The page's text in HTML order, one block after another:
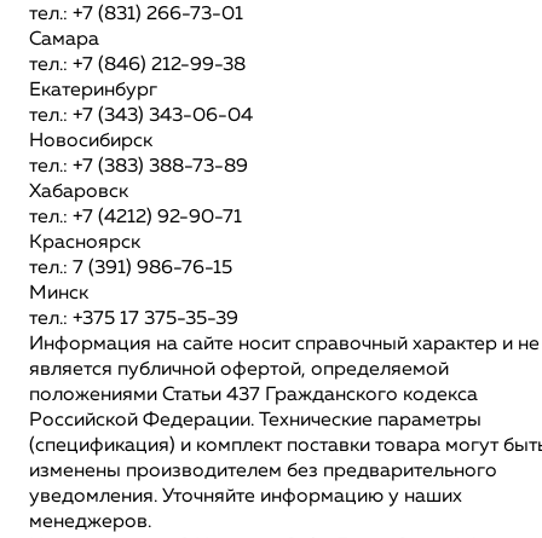
тел.: +7 (831) 266-73-01
Самара
тел.: +7 (846) 212-99-38
Екатеринбург
тел.: +7 (343) 343-06-04
Новосибирск
тел.: +7 (383) 388-73-89
Хабаровск
тел.: +7 (4212) 92-90-71
Красноярск
тел.: 7 (391) 986-76-15
Минск
тел.: +375 17 375-35-39
Информация на сайте носит справочный характер и не
является публичной офертой, определяемой
положениями Статьи 437 Гражданского кодекса
Российской Федерации. Технические параметры
(спецификация) и комплект поставки товара могут
изменены производителем без предварительного
уведомления. Уточняйте информацию у наших
менеджеров.